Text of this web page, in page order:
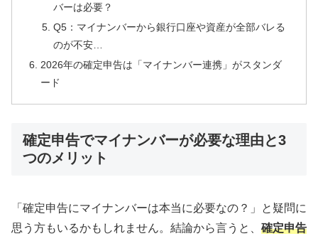
バーは必要？
Q5：マイナンバーから銀行口座や資産が全部バレる
のが不安…
2026年の確定申告は「マイナンバー連携」がスタンダ
ード
確定申告でマイナンバーが必要な理由と3
つのメリット
「確定申告にマイナンバーは本当に必要なの？」と疑問に
思う方もいるかもしれません。結論から言うと、 確定申告